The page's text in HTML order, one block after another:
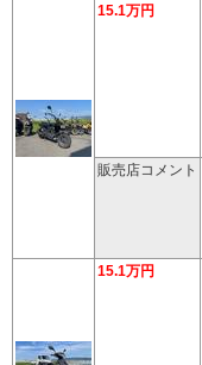
15.1万円
販売店コメント
15.1万円